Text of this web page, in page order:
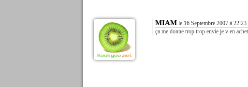
MIAM le 16 Septembre 2007 à 22:23
ça me donne trop trop envie je v en